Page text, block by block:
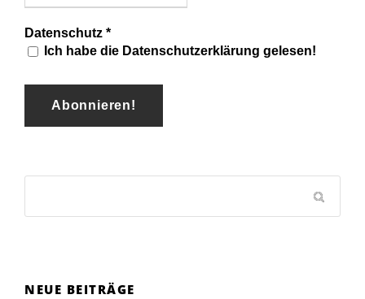
Datenschutz *
Ich habe die Datenschutzerklärung gelesen!
NEUE BEITRÄGE